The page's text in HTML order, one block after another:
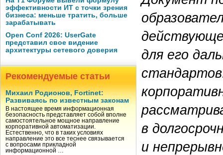
эффективности ИТ с точки зрения
бизнеса: меньше тратить, больше
зарабатывать
Open Conf 2026: UserGate
представил свое видение
архитектуры сетевого доверия
Рекомендуемые статьи
Михаил Родионов, Fortinet:
Развиваясь по известным законам
В настоящее время информационная
безопасность представляет собой вполне
самостоятельное мощное направление
корпоративной автоматизации.
Естественно, что в таких условиях
направление это все теснее связывается
с вопросами прикладной
информационной …
для его
в
и